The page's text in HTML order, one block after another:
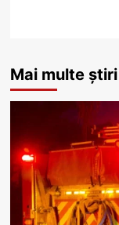
Mai multe știri